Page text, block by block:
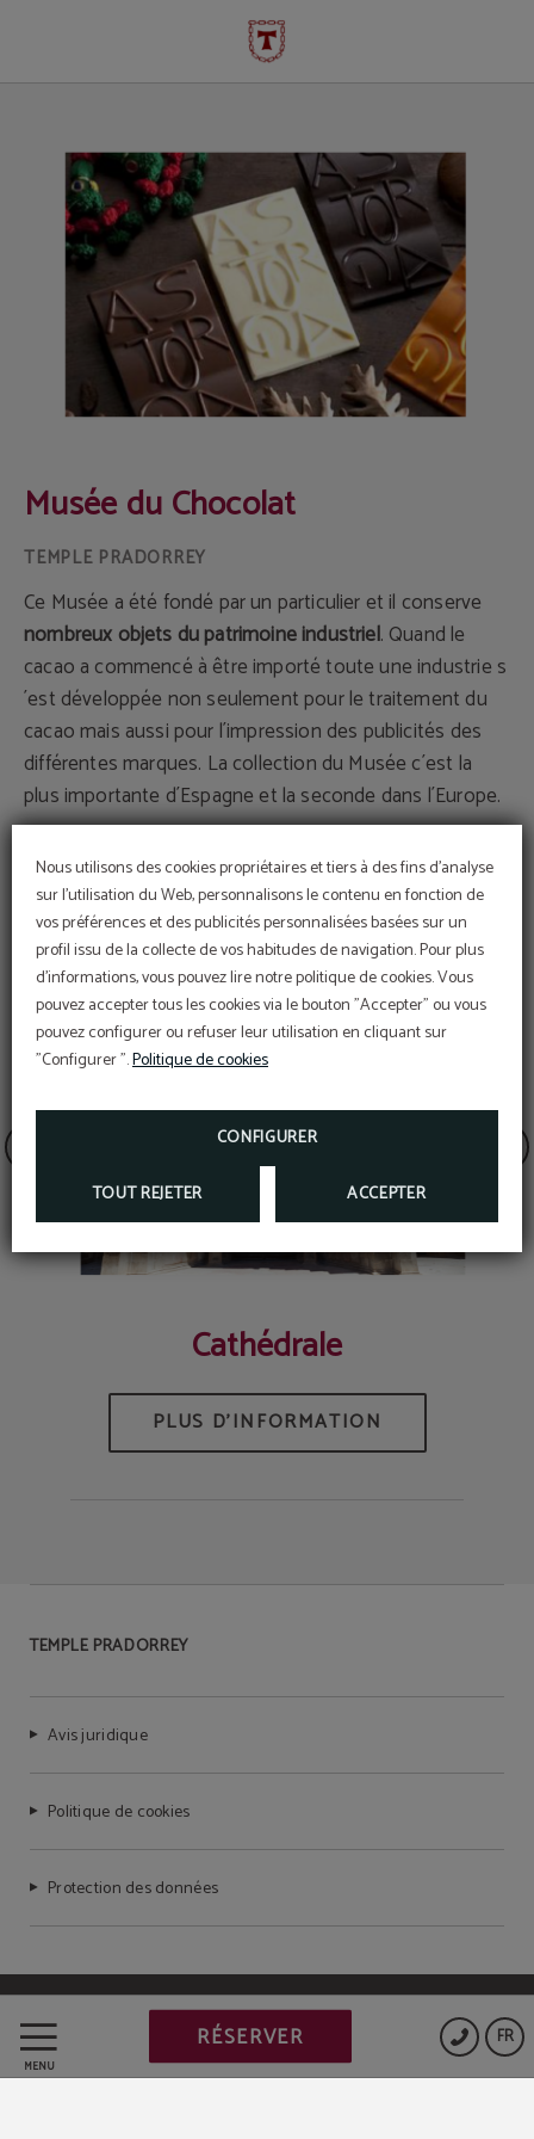
Nous utilisons des cookies propriétaires et tiers à des fins d'analyse
sur l'utilisation du Web, personnalisons le contenu en fonction de
vos préférences et des publicités personnalisées basées sur un
profil issu de la collecte de vos habitudes de navigation. Pour plus
d'informations, vous pouvez lire notre politique de cookies. Vous
pouvez accepter tous les cookies via le bouton "Accepter" ou vous
pouvez configurer ou refuser leur utilisation en cliquant sur
"Configurer ".Politique de cookies
CONFIGURER
TOUT REJETER ACCEPTER
MENU
FR
RÉSERVER
Musée du Chocolat
Ce Musée a été fondé par un particulier et il conserve
nombreux objets du patrimoine industriel. Quand le
cacao a commencé à être importé toute une industrie s
´est développée non seulement pour le traitement du
cacao mais aussi pour l´impression des publicités des
différentes marques. La collection du Musée c´est la
plus importante d´Espagne et la seconde dans l´Europe.
TOURISM
Cathédrale
TEMPLE PRADORREY
Avis juridique
Politique de cookies
Protection des données
Powered by Keytel
Achat sécurisé